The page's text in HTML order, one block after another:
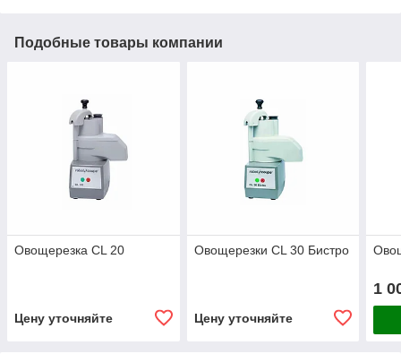
Подобные товары компании
Овощерезка CL 20
Цену уточняйте
Овощерезки CL 30 Бистро
Цену уточняйте
1